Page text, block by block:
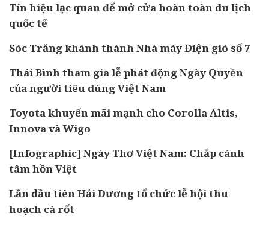
Tín hiệu lạc quan để mở cửa hoàn toàn du lịch
quốc tế
Sóc Trăng khánh thành Nhà máy Điện gió số 7
Thái Bình tham gia lễ phát động Ngày Quyền
của người tiêu dùng Việt Nam
Toyota khuyến mãi mạnh cho Corolla Altis,
Innova và Wigo
[Infographic] Ngày Thơ Việt Nam: Chắp cánh
tâm hồn Việt
Lần đầu tiên Hải Dương tổ chức lễ hội thu
hoạch cà rốt